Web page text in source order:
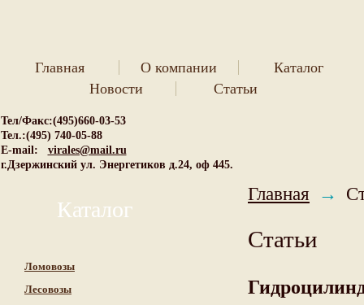
Новости Статьи
Главная О компании Каталог
Тел/Факс:(495)660-03-53
Тел.:(495) 740-05-88
E-mail:
virales@mail.ru
г.Дзержинский ул. Энергетиков д.24, оф 445.
Каталог
Ломовозы
Лесовозы
Главная →
Статьи